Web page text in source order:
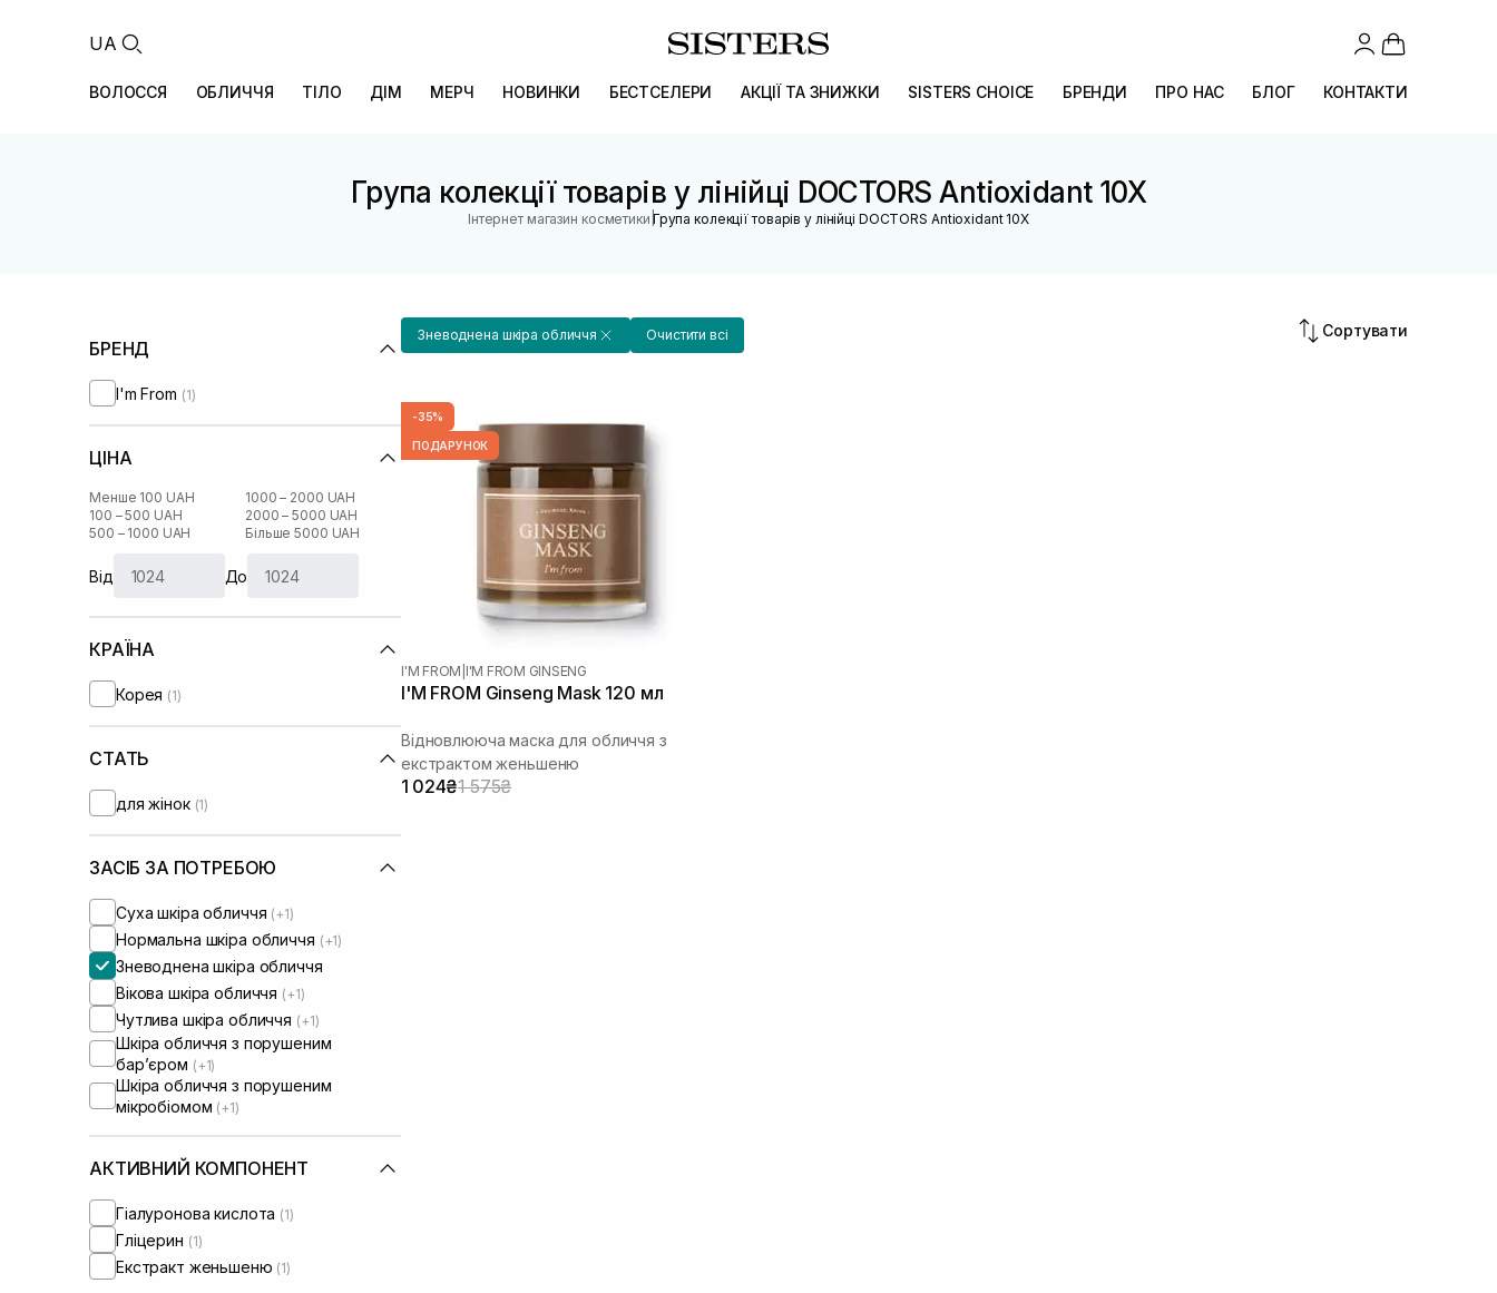
UA
ВОЛОССЯ ОБЛИЧЧЯ ТІЛО ДІМ МЕРЧ НОВИНКИ БЕСТСЕЛЕРИ АКЦІЇ ТА ЗНИЖКИ SISTERS CHOICE БРЕНДИ ПРО НАС БЛОГ КОНТАКТИ
Група колекції товарів у лінійці DOCTORS Antioxidant 10X
Інтернет магазин косметики |Група колекції товарів у лінійці DOCTORS Antioxidant 10X
БРЕНД
I'm From (1)
ЦІНА
Менше 100 UAH
100 – 500 UAH
500 – 1000 UAH
1000 – 2000 UAH
2000 – 5000 UAH
Більше 5000 UAH
Від До
КРАЇНА
Корея (1)
СТАТЬ
для жінок (1)
ЗАСІБ ЗА ПОТРЕБОЮ
Суха шкіра обличчя (+1)
Нормальна шкіра обличчя (+1)
Зневоднена шкіра обличчя
Вікова шкіра обличчя (+1)
Чутлива шкіра обличчя (+1)
Шкіра обличчя з порушеним
барʼєром (+1)
Шкіра обличчя з порушеним
мікробіомом (+1)
АКТИВНИЙ КОМПОНЕНТ
Гіалуронова кислота (1)
Гліцерин (1)
Екстракт женьшеню (1)
Зневоднена шкіра обличчя Очистити всі Сортувати
-35%
ПОДАРУНОК
I'M FROM I'M FROM GINSENG
I'M FROM Ginseng Mask 120 мл
Відновлююча маска для обличчя з
екстрактом женьшеню
1 024₴1 575₴